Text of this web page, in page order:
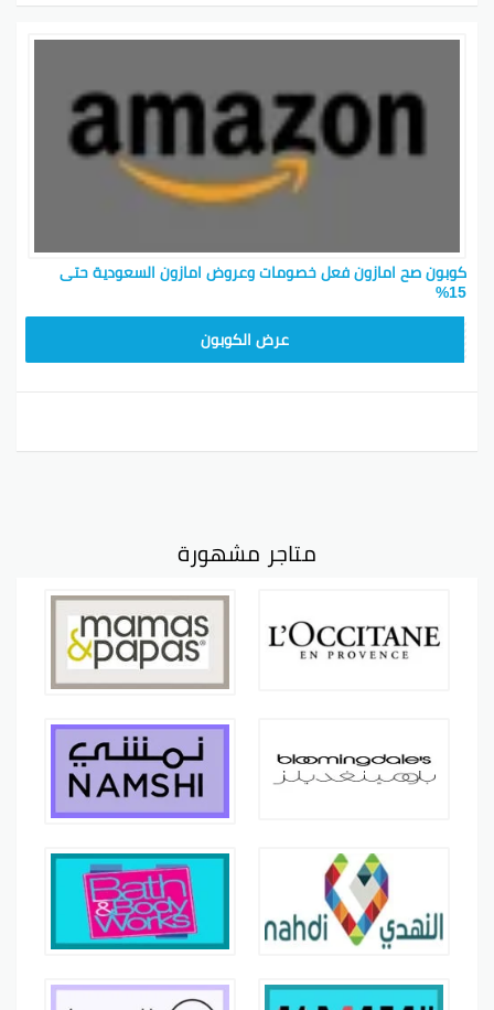
كوبون صح امازون فعل خصومات وعروض امازون السعودية حتى
15%
عرض الكوبون
متاجر مشهورة